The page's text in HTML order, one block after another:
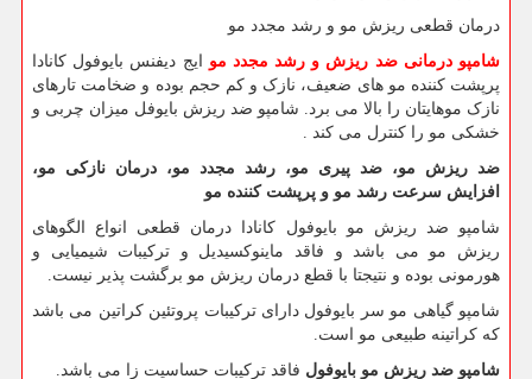
درمان قطعی ریزش مو و رشد مجدد مو
شامپو درمانی ضد ریزش و رشد مجدد مو ایج دیفنس بایوفول کانادا
پرپشت کننده مو های ضعیف، نازک و کم حجم بوده و ضخامت تارهای
نازک موهایتان را بالا می برد. شامپو ضد ریزش بایوفل میزان چربی و
خشکی مو را کنترل می کند .
ضد ریزش مو، ضد پیری مو، رشد مجدد مو، درمان نازکی مو،
افزایش سرعت رشد مو و پرپشت کننده مو
شامپو ضد ریزش مو بایوفول کانادا درمان قطعی انواع الگوهای
ریزش مو می باشد و فاقد ماینوکسیدیل و ترکیبات شیمیایی و
هورمونی بوده و نتیجتا با قطع درمان ریزش مو برگشت پذیر نیست.
شامپو گیاهی مو سر بایوفول دارای ترکیبات پروتئین کراتین می باشد
که کراتینه طبیعی مو است.
شامپو ضد ریزش مو بایوفول فاقد ترکیبات حساسیت زا می باشد.